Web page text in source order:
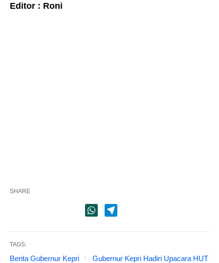
Editor : Roni
SHARE
TAGS:
Berita Gubernur Kepri
Gubernur Kepri Hadiri Upacara HUT